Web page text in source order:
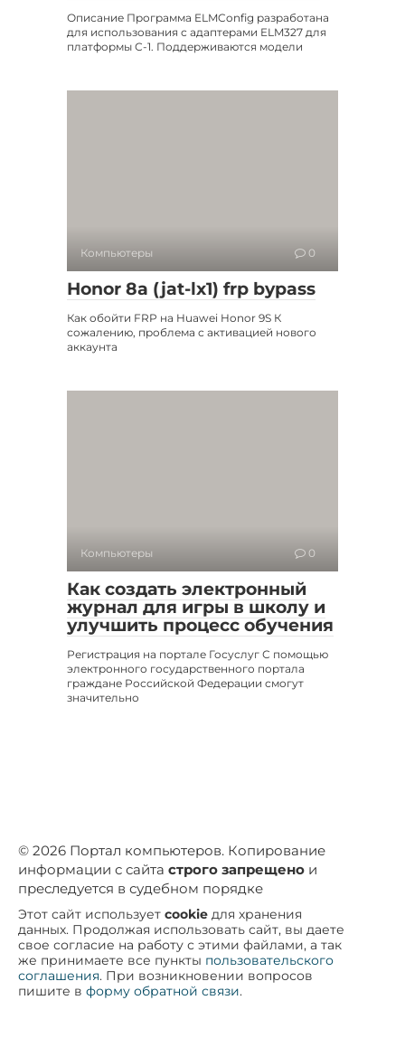
Описание Программа ELMConfig разработана
для использования с адаптерами ELM327 для
платформы С-1. Поддерживаются модели
Компьютеры 0
Honor 8a (jat-lx1) frp bypass
Как обойти FRP на Huawei Honor 9S К
сожалению, проблема с активацией нового
аккаунта
Компьютеры 0
Как создать электронный
журнал для игры в школу и
улучшить процесс обучения
Регистрация на портале Госуслуг С помощью
электронного государственного портала
граждане Российской Федерации смогут
значительно
© 2026 Портал компьютеров. Копирование
информации с сайта строго запрещено и
преследуется в судебном порядке
Этот сайт использует cookie для хранения
данных. Продолжая использовать сайт, вы даете
свое согласие на работу с этими файлами, а так
же принимаете все пункты пользовательского
соглашения. При возникновении вопросов
пишите в форму обратной связи.